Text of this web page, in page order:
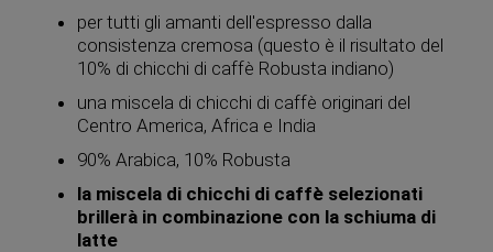
per tutti gli amanti dell'espresso dalla
consistenza cremosa (questo è il risultato del
10% di chicchi di caffè Robusta indiano)
una miscela di chicchi di caffè originari del
Centro America, Africa e India
90% Arabica, 10% Robusta
la miscela di chicchi di caffè selezionati
brillerà in combinazione con la schiuma di
latte